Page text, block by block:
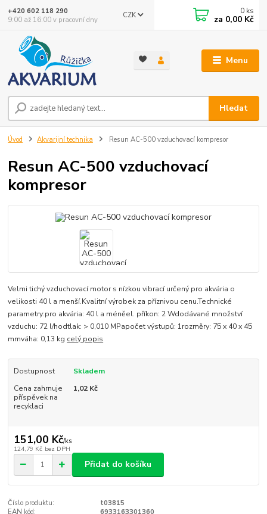
Menu
CZK
Hledat
+420 602 118 290
9:00 až 16:00 v pracovní dny
0 ks
za 0,00 Kč
Úvod Akvarijní technika Resun AC-500 vzduchovací kompresor
Resun AC-500 vzduchovací
kompresor
Velmi tichý vzduchovací motor s nízkou vibrací určený pro akvária o
velikosti 40 l a menší.Kvalitní výrobek za příznivou cenu.Technické
parametry:pro akvária: 40 l a méněel. příkon: 2 Wdodávané množství
vzduchu: 72 l/hodtlak: > 0,010 MPapočet výstupů: 1rozměry: 75 x 40 x 45
mmváha: 0,13 kg celý popis
Dostupnost
Skladem
Cena zahrnuje
příspěvek na
recyklaci
1,02 Kč
151,00 Kč/ks
124,79 Kč bez DPH
Přidat do košíku
Číslo produktu:
t03815
EAN kód:
6933163301360